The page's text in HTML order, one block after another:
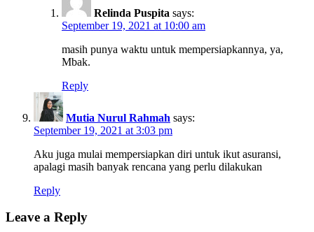
Relinda Puspita says:
September 19, 2021 at 10:00 am
masih punya waktu untuk mempersiapkannya, ya,
Mbak.
Reply
Mutia Nurul Rahmah says:
September 19, 2021 at 3:03 pm
Aku juga mulai mempersiapkan diri untuk ikut asuransi,
apalagi masih banyak rencana yang perlu dilakukan
Reply
Leave a Reply